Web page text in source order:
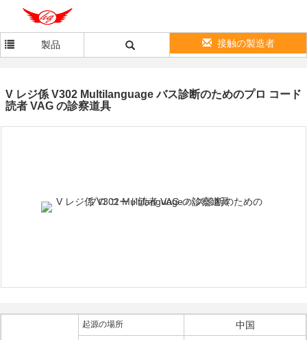
製品 接触の製造者
V レジ係 V302 Multilanguage バス診断のためのプロ コード
読者 VAG の診察道具
起源の場所 中国